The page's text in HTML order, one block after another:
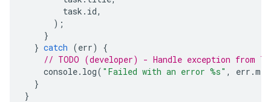
task . id,
);
}
} catch (err)
{
// TODO (developer) - Handle exception from
console. log( "Failed with an error %s" , err .
}
}